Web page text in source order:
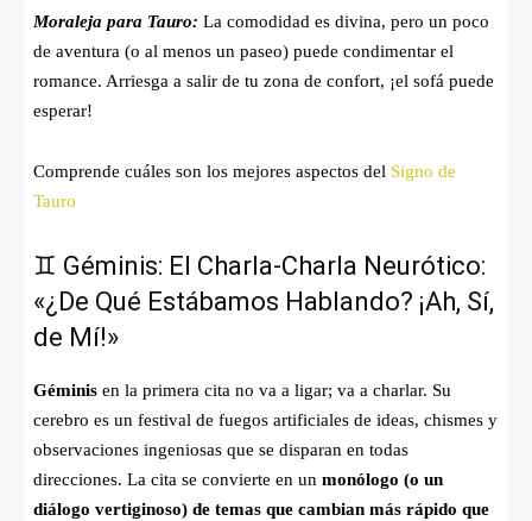
Moraleja para Tauro: La comodidad es divina, pero un poco
de aventura (o al menos un paseo) puede condimentar el
romance. Arriesga a salir de tu zona de confort, ¡el sofá puede
esperar!
Comprende cuáles son los mejores aspectos del Signo de
Tauro
♊ Géminis: El Charla-Charla Neurótico:
«¿De Qué Estábamos Hablando? ¡Ah, Sí,
de Mí!»
Géminis en la primera cita no va a ligar; va a charlar. Su
cerebro es un festival de fuegos artificiales de ideas, chismes y
observaciones ingeniosas que se disparan en todas
direcciones. La cita se convierte en un monólogo (o un
diálogo vertiginoso) de temas que cambian más rápido que